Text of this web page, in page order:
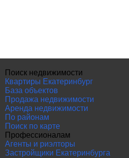
Поиск недвижимости
Квартиры Екатеринбург
База объектов
Продажа недвижимости
Аренда недвижимости
По районам
Поиск по карте
Профессионалам
Агенты и риэлторы
Застройщики Екатеринбурга